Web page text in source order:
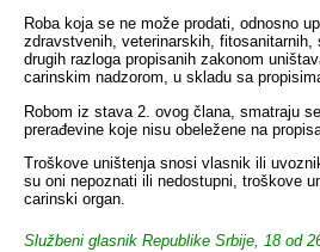
Roba koja se ne može prodati, odnosno
zdravstvenih, veterinarskih, fitosanitarnih,
drugih razloga propisanih zakonom
carinskim nadzorom, u skladu sa
Robom iz stava 2. ovog člana, smatraju
prerađevine koje nisu obeležene na
Troškove uništenja snosi vlasnik ili
su oni nepoznati ili nedostupni, troškove
carinski organ.
Službeni glasnik Republike Srbije, 18 od